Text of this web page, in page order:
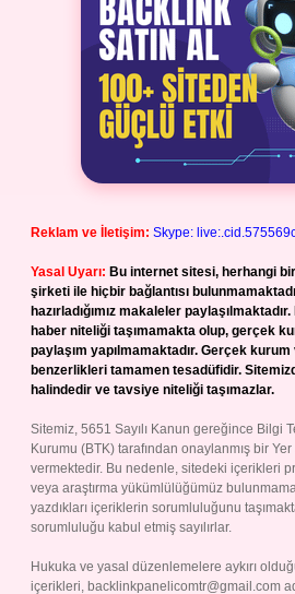
Reklam ve İletişim: Skype:
Yasal Uyarı: Bu internet sitesi, herhangi
şirketi ile hiçbir bağlantısı
hazırladığımız makaleler
haber niteliği taşımamakta olup, gerçek
paylaşım yapılmamaktadır. Gerçek
benzerlikleri tamamen tesadüfidir.
halindedir ve tavsiye niteliği taşımazlar.
Sitemiz, 5651 Sayılı Kanun gereğince Bilgi
Kurumu (BTK) tarafından onaylanmış bir
vermektedir. Bu nedenle, sitedeki içerikleri
veya araştırma yükümlülüğümüz
yazdıkları içeriklerin sorumluluğunu
sorumluluğu kabul etmiş sayılırlar.
Hukuka ve yasal düzenlemelere aykırı
içerikleri, backlinkpanelicomtr@gmail.com